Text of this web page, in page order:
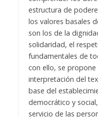
estructura de
los valores basales
son los de la
solidaridad, el
fundamentales de
con ello, se
interpretación del
base del
democrático y
servicio de las